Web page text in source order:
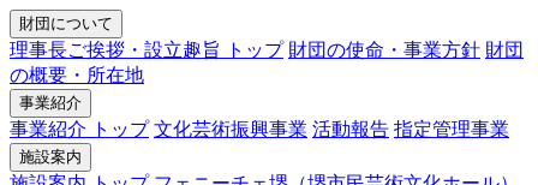
財団について
理事長ご挨拶・設立趣旨 トップ 財団の使命・事業方針 財団
の概要・所在地
事業紹介
事業紹介 トップ 文化芸術振興事業 活動報告 指定管理事業
施設案内